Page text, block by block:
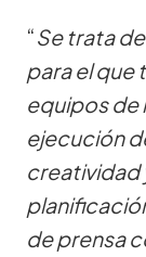
“Se trata
para el que
equipos de
ejecución
creatividad
de prensa